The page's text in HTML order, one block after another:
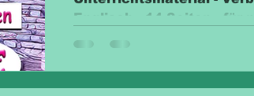
Englisch - 14 Seiten - für